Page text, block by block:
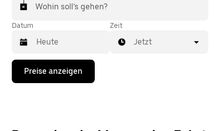
Wohin soll’s gehen?
Datum
Drücke
Nach-
Zeit
Jetzt
Preise anzeigen